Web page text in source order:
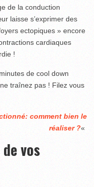
de la conduction
laisse s’exprimer des
ectopiques » encore
cardiaques
!
de cool down
traînez pas ! Filez vous
comment bien le
réaliser ?«
vos